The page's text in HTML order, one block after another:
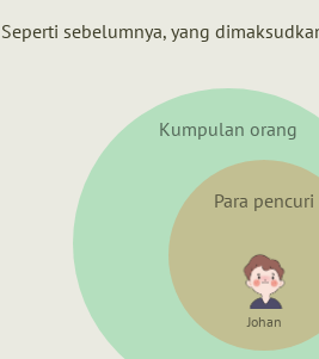
Seperti sebelumnya, yang
Kumpulan orang
Para pencuri
Johan